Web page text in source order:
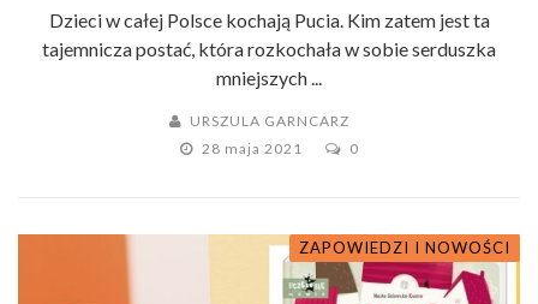
Dzieci w całej Polsce kochają Pucia. Kim zatem jest ta
tajemnicza postać, która rozkochała w sobie serduszka
mniejszych ...
URSZULA GARNCARZ
28 maja 2021
0
ZAPOWIEDZI I NOWOŚCI